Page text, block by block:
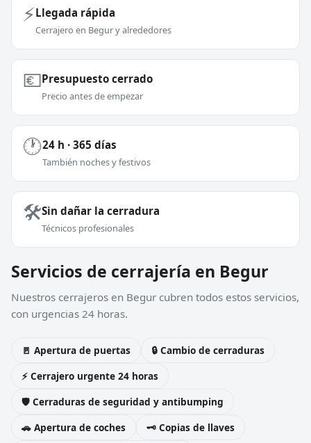
⚡Llegada rápida
Cerrajero en Begur y alrededores
💶Presupuesto cerrado
Precio antes de empezar
🕐24 h · 365 días
También noches y festivos
🛠️Sin dañar la cerradura
Técnicos profesionales
Servicios de cerrajería en Begur
Nuestros cerrajeros en Begur cubren todos estos servicios,
con urgencias 24 horas.
🚪 Apertura de puertas
🔒 Cambio de cerraduras
⚡ Cerrajero urgente 24 horas
🛡️ Cerraduras de seguridad y antibumping
🚗 Apertura de coches
🗝️ Copias de llaves